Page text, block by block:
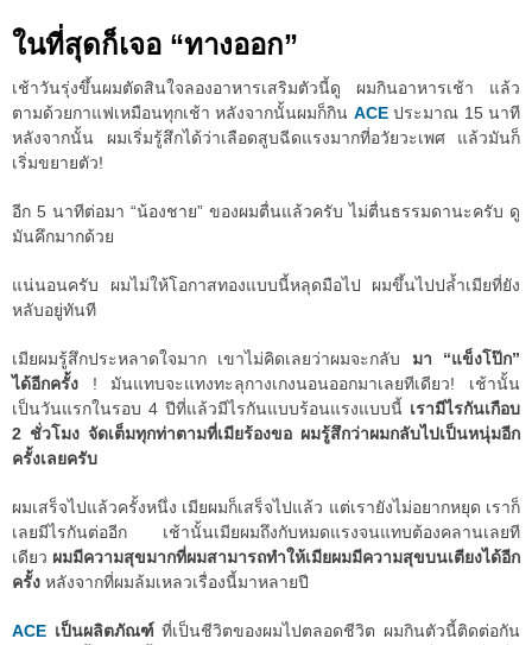
ในที่สุดก็เจอ “ทางออก”
เช้าวันรุ่งขึ้นผมตัดสินใจลองอาหารเสริมตัวนี้ดู ผมกินอาหารเช้า แล้ว
ตามด้วยกาแฟเหมือนทุกเช้า หลังจากนั้นผมก็กิน ACEประมาณ 15 นาที
หลังจากนั้น ผมเริ่มรู้สึกได้ว่าเลือดสูบฉีดแรงมากที่อวัยวะเพศ แล้วมันก็
เริ่มขยายตัว!
อีก 5 นาทีต่อมา “น้องชาย” ของผมตื่นแล้วครับ ไม่ตื่นธรรมดานะครับ ดู
มันคึกมากด้วย
แน่นอนครับ ผมไม่ให้โอกาสทองแบบนี้หลุดมือไป ผมขึ้นไปปล้ำเมียที่ยัง
หลับอยู่ทันที
เมียผมรู้สึกประหลาดใจมาก เขาไม่คิดเลยว่าผมจะกลับ มา “แข็งโป๊ก”
ได้อีกครั้ง ! มันแทบจะแทงทะลุกางเกงนอนออกมาเลยทีเดียว! เช้านั้น
เป็นวันแรกในรอบ 4 ปีที่แล้วมีไรกันแบบร้อนแรงแบบนี้ เรามีไรกันเกือบ
2 ชั่วโมง จัดเต็มทุกท่าตามที่เมียร้องขอ ผมรู้สึกว่าผมกลับไปเป็นหนุ่มอีก
ครั้งเลยครับ
ผมเสร็จไปแล้วครั้งหนึ่ง เมียผมก็เสร็จไปแล้ว แต่เรายังไม่อยากหยุด เราก็
เลยมีไรกันต่ออีก เช้านั้นเมียผมถึงกับหมดแรงจนแทบต้องคลานเลยที
เดียว ผมมีความสุขมากที่ผมสามารถทำให้เมียผมมีความสุขบนเตียงได้อีก
ครั้ง หลังจากที่ผมล้มเหลวเรื่องนี้มาหลายปี
ACE เป็นผลิตภัณฑ์ที่เป็นชีวิตของผมไปตลอดชีวิต ผมกินตัวนี้ติดต่อกัน